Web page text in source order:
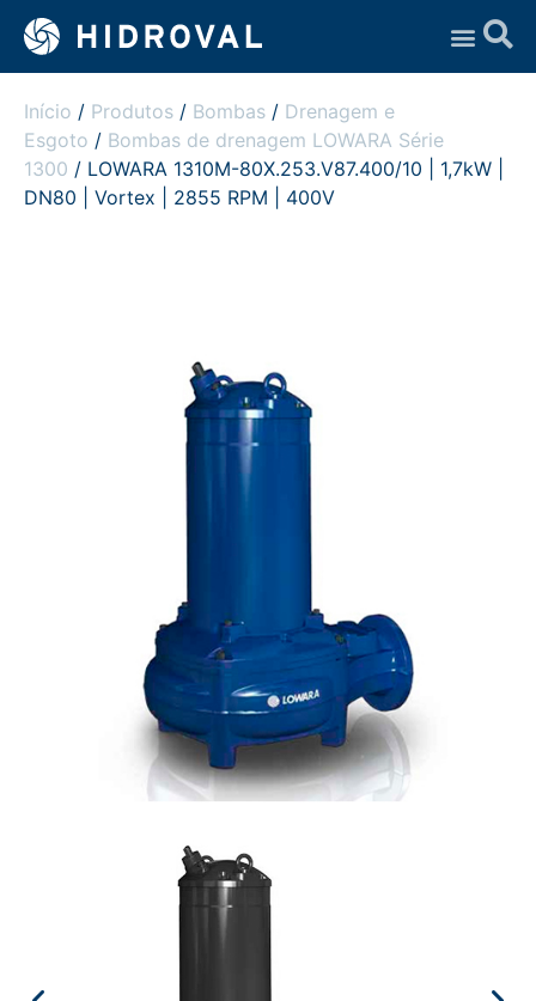
Início / Produtos / Bombas / Drenagem e
Esgoto / Bombas de drenagem LOWARA Série
1300 / LOWARA 1310M-80X.253.V87.400/10 | 1,7kW |
DN80 | Vortex | 2855 RPM | 400V